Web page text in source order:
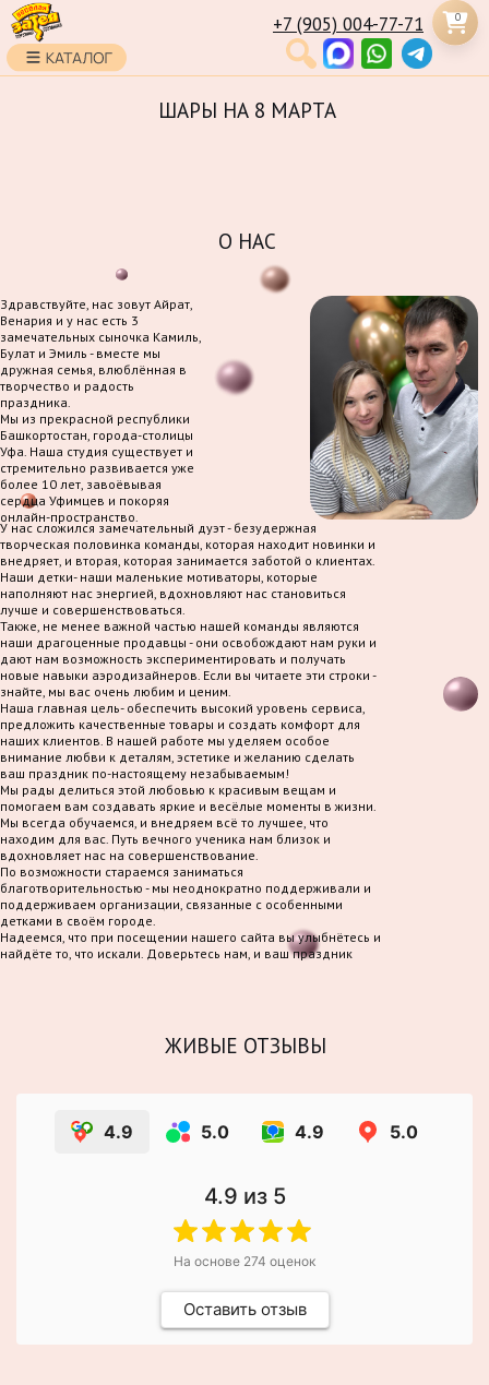
+7 (905) 004-77-71 0
ШАРЫ НА 8 МАРТА
О НАС
Здравствуйте, нас зовут Айрат,
Венария и у нас есть 3
замечательных сыночка Камиль,
Булат и Эмиль - вместе мы
дружная семья, влюблённая в
творчество и радость
праздника.
Мы из прекрасной республики
Башкортостан, города-столицы
Уфа. Наша студия существует и
стремительно развивается уже
более 10 лет, завоёвывая
сердца Уфимцев и покоряя
онлайн-пространство.
У нас сложился замечательный дуэт - безудержная
творческая половинка команды, которая находит новинки и
внедряет, и вторая, которая занимается заботой о клиентах.
Наши детки- наши маленькие мотиваторы, которые
наполняют нас энергией, вдохновляют нас становиться
лучше и совершенствоваться.
Также, не менее важной частью нашей команды являются
наши драгоценные продавцы - они освобождают нам руки и
дают нам возможность экспериментировать и получать
новые навыки аэродизайнеров. Если вы читаете эти строки -
знайте, мы вас очень любим и ценим.
Наша главная цель- обеспечить высокий уровень сервиса,
предложить качественные товары и создать комфорт для
наших клиентов. В нашей работе мы уделяем особое
внимание любви к деталям, эстетике и желанию сделать
ваш праздник по-настоящему незабываемым!
Мы рады делиться этой любовью к красивым вещам и
помогаем вам создавать яркие и весёлые моменты в жизни.
Мы всегда обучаемся, и внедряем всё то лучшее, что
находим для вас. Путь вечного ученика нам близок и
вдохновляет нас на совершенствование.
По возможности стараемся заниматься
благотворительностью - мы неоднократно поддерживали и
поддерживаем организации, связанные с особенными
детками в своём городе.
Надеемся, что при посещении нашего сайта вы улыбнётесь и
найдёте то, что искали. Доверьтесь нам, и ваш праздник
ЖИВЫЕ ОТЗЫВЫ
4.9 5.0 4.9 5.0
4.9 из 5
На основе 274 оценок
Оставить отзыв